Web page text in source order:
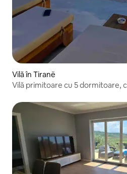
Vilă în Tiranë
Vilă primitoare cu 5 dormitoare,